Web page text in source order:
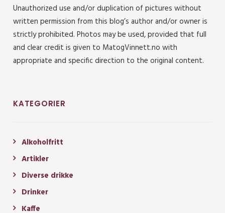
Unauthorized use and/or duplication of pictures without
written permission from this blog’s author and/or owner is
strictly prohibited. Photos may be used, provided that full
and clear credit is given to MatogVinnett.no with
appropriate and specific direction to the original content.
KATEGORIER
Alkoholfritt
Artikler
Diverse drikke
Drinker
Kaffe